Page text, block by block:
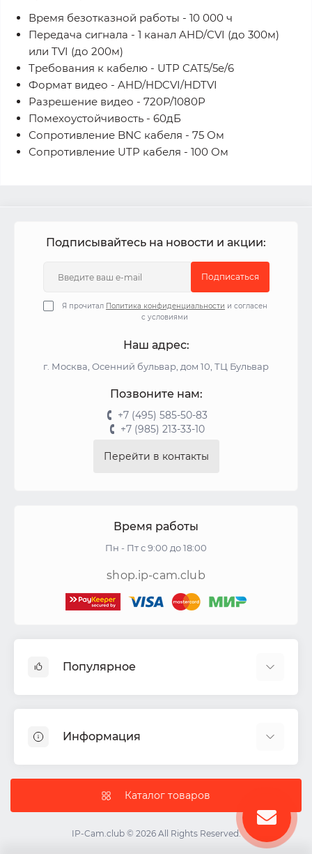
Время безотказной работы - 10 000 ч
Передача сигнала - 1 канал AHD/CVI (до 300м)
или TVI (до 200м)
Требования к кабелю - UTP CAT5/5e/6
Формат видео - AHD/HDCVI/HDTVI
Разрешение видео - 720P/1080P
Помехоустойчивость - 60дБ
Сопротивление BNC кабеля - 75 Ом
Сопротивление UTP кабеля - 100 Ом
Подписывайтесь на новости и акции:
Подписаться
Я прочитал Политика конфиденциальности и согласен
с условиями
Наш адрес:
г. Москва, Осенний бульвар, дом 10, ТЦ Бульвар
Позвоните нам:
+7 (495) 585-50-83
+7 (985) 213-33-10
Перейти в контакты
Время работы
Пн - Пт с 9:00 до 18:00
shop.ip-cam.club
Популярное
Акустические системы
СКУД
Комплекты ИБП
Информация
Политика Безопасности
Условия соглашения
Каталог товаров
IP-Cam.club © 2026 All Rights Reserved.